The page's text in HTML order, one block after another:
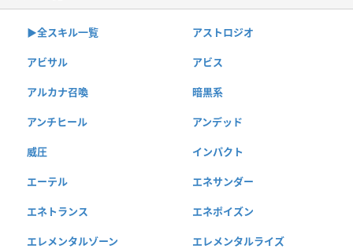
▶︎全スキル一覧 アストロジオ
アビサル アビス
アルカナ召喚 暗黒系
アンチヒール アンデッド
威圧 インパクト
エーテル エネサンダー
エネトランス エネポイズン
エレメンタルゾーン エレメンタルライズ